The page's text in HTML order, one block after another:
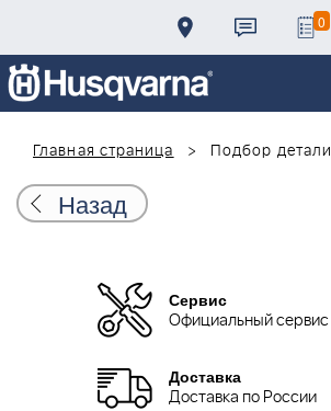
0
Главная страница
Подбор детали
Назад
Сервис
Официальный сервис
Доставка
Доставка по России